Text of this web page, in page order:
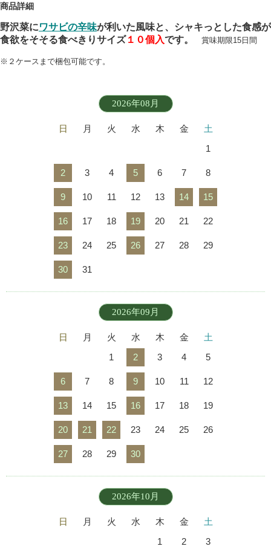
商品詳細
野沢菜にワサビの辛味が利いた風味と、シャキっとした食感が
食欲をそそる食べきりサイズ１０個入です。 賞味期限15日間
※２ケースまで梱包可能です。
2026年08月
日 月 火 水 木 金
土
1
2 3 4 5 6 7 8
9 10 11 12 13 14 15
16 17 18 19 20 21 22
23 24 25 26 27 28 29
30 31
2026年09月
日 月 火 水 木 金
土
1
2 3 4 5
6 7 8 9 10 11 12
13 14 15 16 17 18 19
20 21 22 23 24 25 26
27 28 29 30
2026年10月
日 月 火 水 木 金
土
1
2 3